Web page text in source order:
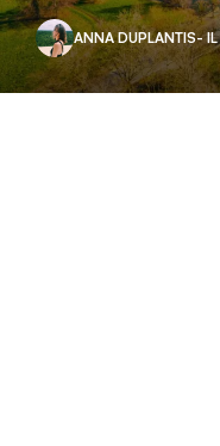
ANNA DUPLANTIS- IL